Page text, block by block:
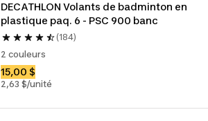
DECATHLON Volants de badminton en
plastique paq. 6 - PSC 900 banc
(184)
2 couleurs
15,00 $
2,63 $/unité